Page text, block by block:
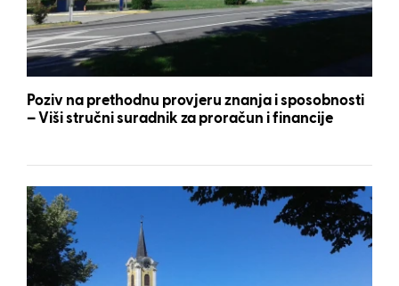
Poziv na prethodnu provjeru znanja i sposobnosti
– Viši stručni suradnik za proračun i financije